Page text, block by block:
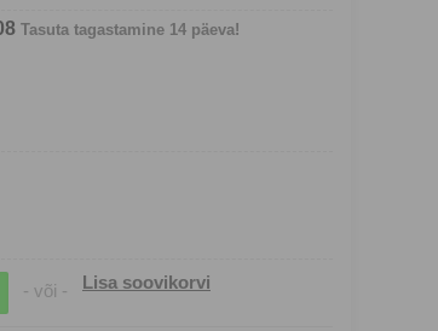
Tasuta tagastamine 14 päeva!
- või - Lisa soovikorvi